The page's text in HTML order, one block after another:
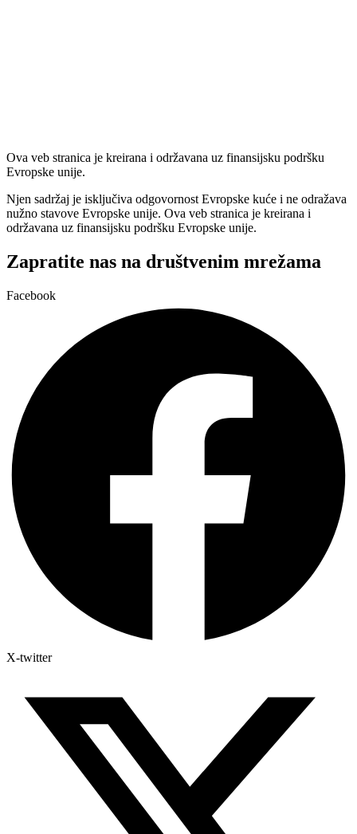
Ova veb stranica je kreirana i održavana uz finansijsku podršku
Evropske unije.
Njen sadržaj je isključiva odgovornost Evropske kuće i ne odražava
nužno stavove Evropske unije. Ova veb stranica je kreirana i
održavana uz finansijsku podršku Evropske unije.
Zapratite nas na društvenim mrežama
Facebook
X-twitter